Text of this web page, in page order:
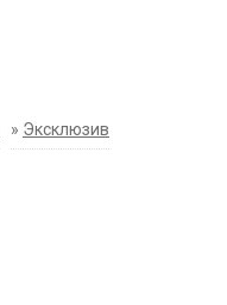
» Эксклюзив